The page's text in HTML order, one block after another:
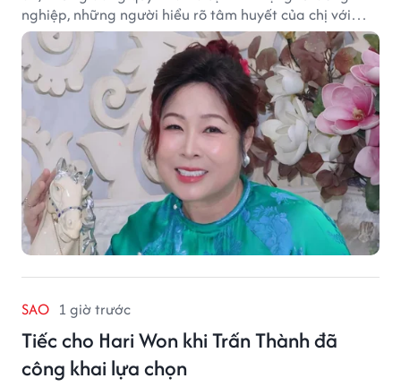
nghiệp, những người hiểu rõ tâm huyết của chị với
nghệ thuật.
SAO 1 giờ trước
Tiếc cho Hari Won khi Trấn Thành đã
công khai lựa chọn